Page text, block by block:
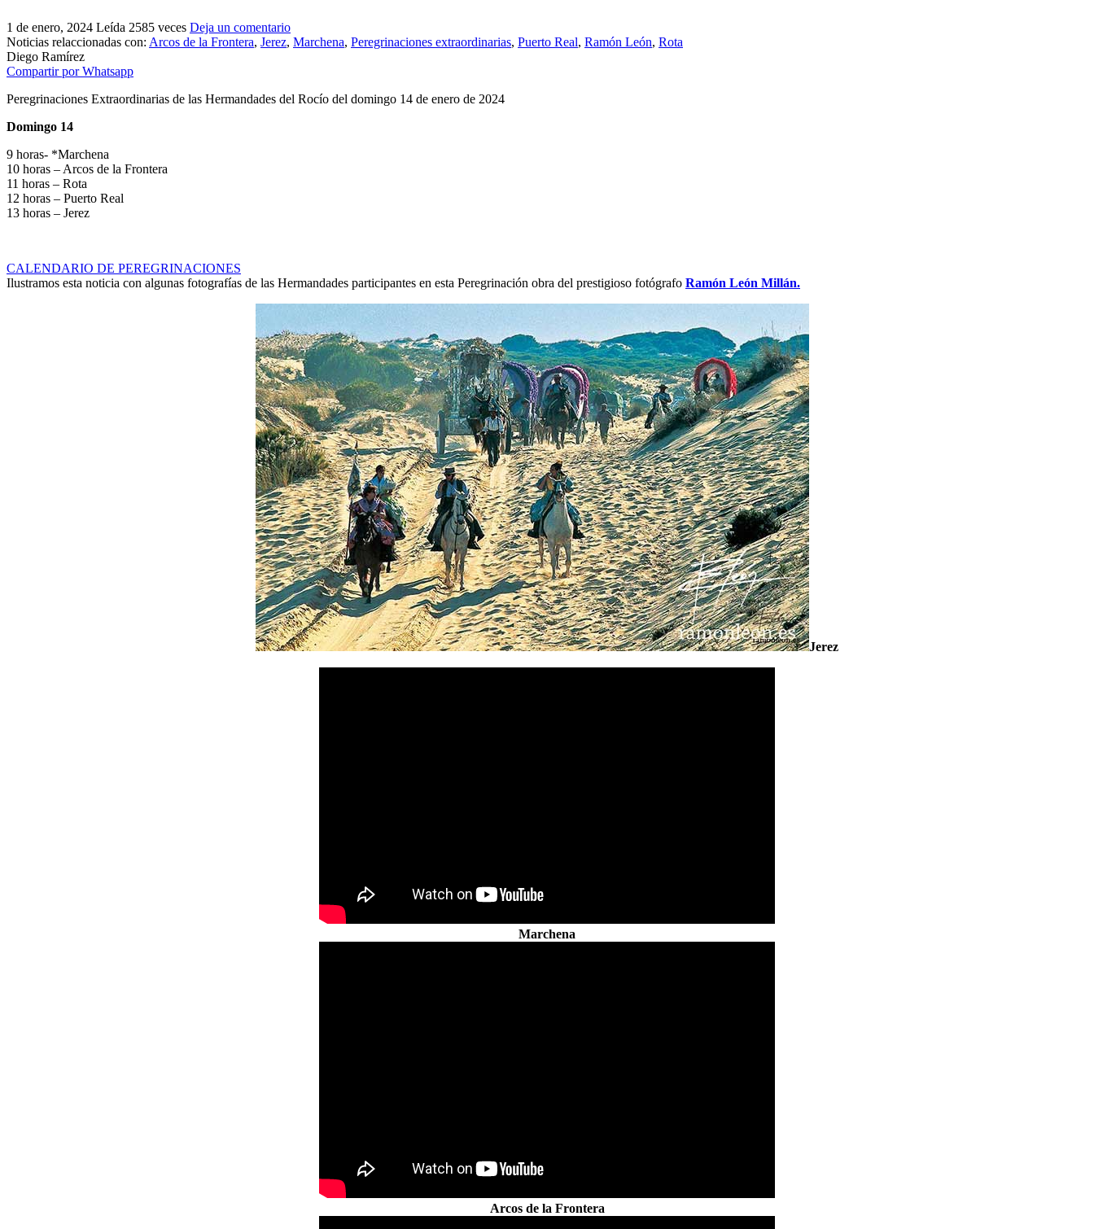
1 de enero, 2024 Leída 2585 veces Deja un comentario
Noticias relaccionadas con: Arcos de la Frontera, Jerez, Marchena, Peregrinaciones extraordinarias, Puerto Real, Ramón León, Rota
Diego Ramírez
Compartir por Whatsapp
Peregrinaciones Extraordinarias de las Hermandades del Rocío del domingo 14 de enero de 2024
Domingo 14
9 horas- *Marchena
10 horas – Arcos de la Frontera
11 horas – Rota
12 horas – Puerto Real
13 horas – Jerez
CALENDARIO DE PEREGRINACIONES
Ilustramos esta noticia con algunas fotografías de las Hermandades participantes en esta Peregrinación obra del prestigioso fotógrafo Ramón León Millán.
Jerez
Marchena
Arcos de la Frontera